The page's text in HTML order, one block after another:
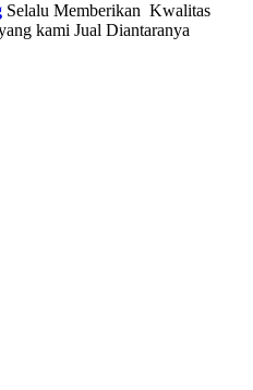
Selalu Memberikan Kwalitas
kami Jual Diantaranya